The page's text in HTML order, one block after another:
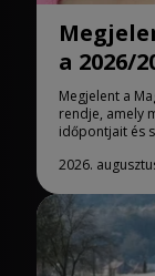
a 2026/
Megjelent a
rendje, amely
időpontjait és
2026.